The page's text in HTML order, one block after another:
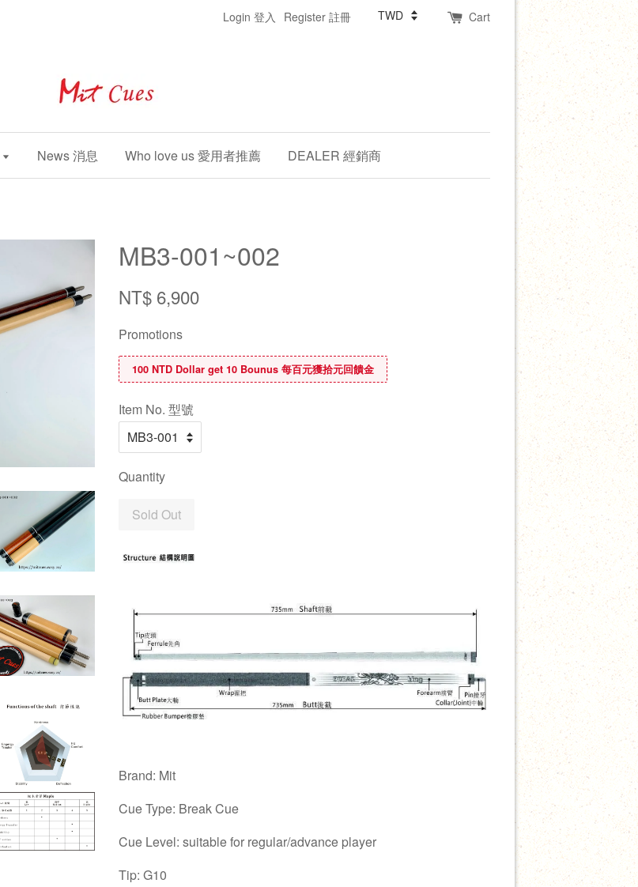
Login 登入 Register 註冊 Cart
News 消息 Who love us 愛用者推薦 DEALER 經銷商
MB3-001~002
NT$ 6,900
Promotions
100 NTD Dollar get 10 Bounus 每百元獲拾元回饋金
Item No. 型號
Quantity
Sold Out
Brand: Mit
Cue Type: Break Cue
Cue Level: suitable for regular/advance player
Tip: G10